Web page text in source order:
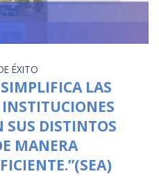
ÉXITO
LAS
SUS DISTINTOS
MANERA